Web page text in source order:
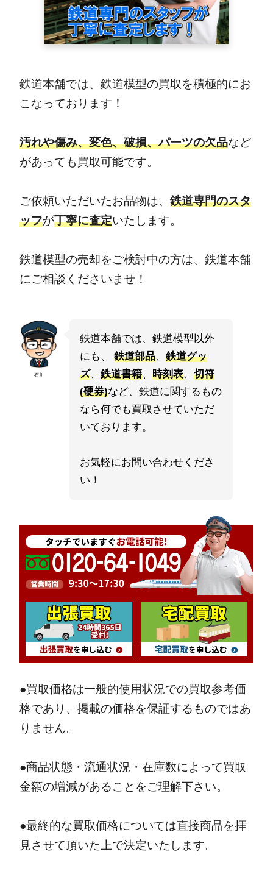
鉄道本舗では、鉄道模型の買取を積極的にお
こなっております！
汚れや傷み、変色、破損、パーツの欠品など
があっても買取可能です。
ご依頼いただいたお品物は、 鉄道専門のスタ
ッフが丁寧に査定いたします。
鉄道模型の売却をご検討中の方は、鉄道本舗
にご相談くださいませ！
石川
鉄道本舗では、鉄道模型以外
にも、 鉄道部品、 鉄道グッ
ズ、 鉄道書籍、 時刻表、 切符
(硬券)など、鉄道に関するもの
なら何でも買取させていただ
いております。
お気軽にお問い合わせくださ
い！
●買取価格は一般的使用状況での買取参考価
格であり、掲載の価格を保証するものではあ
りません。
●商品状態・流通状況・在庫数によって買取
金額の増減があることをご理解下さい。
●最終的な買取価格については直接商品を拝
見させて頂いた上で決定いたします。